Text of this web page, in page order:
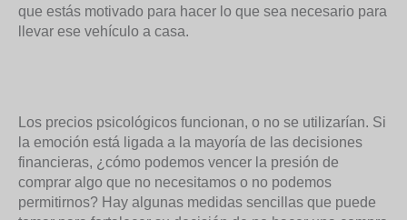
que estás motivado para hacer lo que sea necesario para
llevar ese vehículo a casa.
Los precios psicológicos funcionan, o no se utilizarían. Si
la emoción está ligada a la mayoría de las decisiones
financieras, ¿cómo podemos vencer la presión de
comprar algo que no necesitamos o no podemos
permitirnos? Hay algunas medidas sencillas que puede